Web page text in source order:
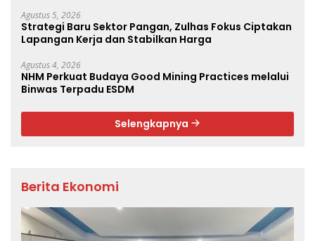
Agustus 5, 2026
Strategi Baru Sektor Pangan, Zulhas Fokus Ciptakan
Lapangan Kerja dan Stabilkan Harga
Agustus 4, 2026
NHM Perkuat Budaya Good Mining Practices melalui
Binwas Terpadu ESDM
Selengkapnya
Berita Ekonomi